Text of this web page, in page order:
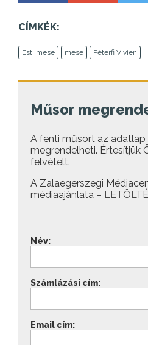
CÍMKÉK:
Esti mese mese Péterfi Vivien
Műsor
A fenti műsort az
megrendelheti. Értesítjük
felvételt.
A Zalaegerszegi
médiaajánlata –
Név:
Számlázási cím:
Email cím: